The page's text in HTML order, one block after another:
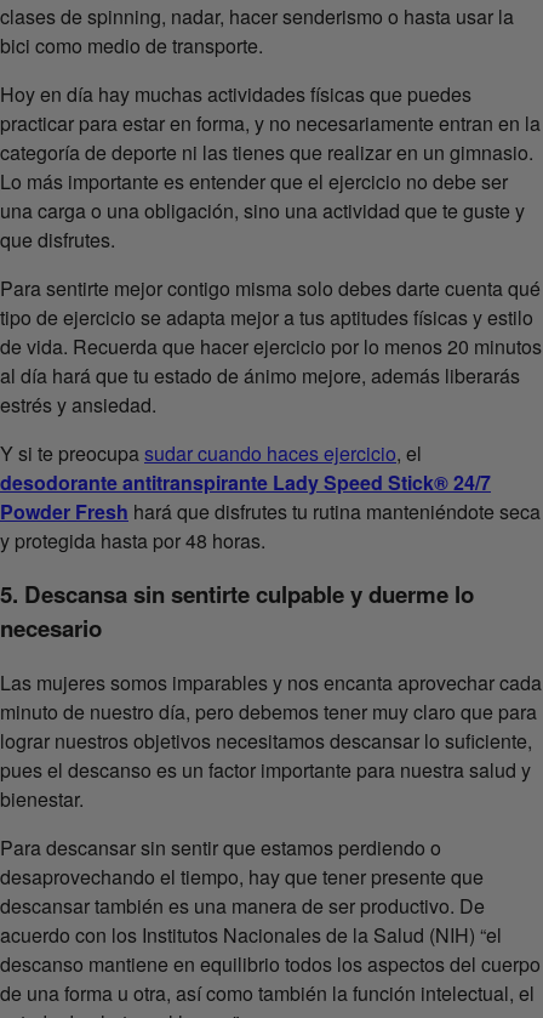
clases de spinning, nadar, hacer senderismo o hasta usar la
bici como medio de transporte.
Hoy en día hay muchas actividades físicas que puedes
practicar para estar en forma, y no necesariamente entran en la
categoría de deporte ni las tienes que realizar en un gimnasio.
Lo más importante es entender que el ejercicio no debe ser
una carga o una obligación, sino una actividad que te guste y
que disfrutes.
Para sentirte mejor contigo misma solo debes darte cuenta qué
tipo de ejercicio se adapta mejor a tus aptitudes físicas y estilo
de vida. Recuerda que hacer ejercicio por lo menos 20 minutos
al día hará que tu estado de ánimo mejore, además liberarás
estrés y ansiedad.
Y si te preocupasudar cuando haces ejercicio, el
desodorante antitranspirante Lady Speed Stick® 24/7
Powder Fresh hará que disfrutes tu rutina manteniéndote seca
y protegida hasta por 48 horas.
5. Descansa sin sentirte culpable y duerme lo
necesario
Las mujeres somos imparables y nos encanta aprovechar cada
minuto de nuestro día, pero debemos tener muy claro que para
lograr nuestros objetivos necesitamos descansar lo suficiente,
pues el descanso es un factor importante para nuestra salud y
bienestar.
Para descansar sin sentir que estamos perdiendo o
desaprovechando el tiempo, hay que tener presente que
descansar también es una manera de ser productivo. De
acuerdo con los Institutos Nacionales de la Salud (NIH) “el
descanso mantiene en equilibrio todos los aspectos del cuerpo
de una forma u otra, así como también la función intelectual, el